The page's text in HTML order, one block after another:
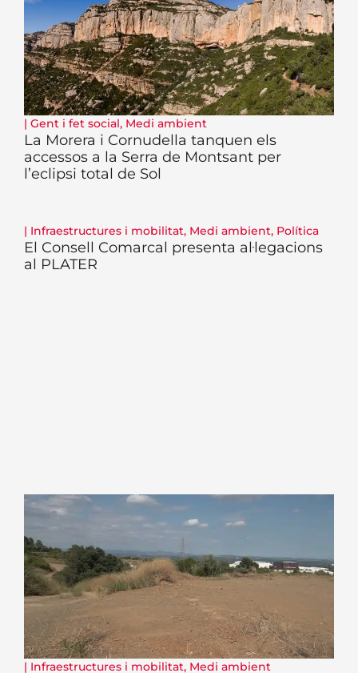
| Gent i fet social, Medi ambient
La Morera i Cornudella tanquen els
accessos a la Serra de Montsant per
l’eclipsi total de Sol
| Infraestructures i mobilitat, Medi ambient, Política
El Consell Comarcal presenta al·legacions
al PLATER
| Infraestructures i mobilitat, Medi ambient